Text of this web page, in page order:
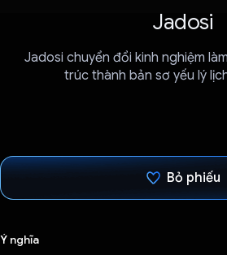
Jadosi
Jadosi chuyển đổi kinh nghiệm
trúc thành bản sơ yếu lý
Bỏ phiếu
Ý nghĩa